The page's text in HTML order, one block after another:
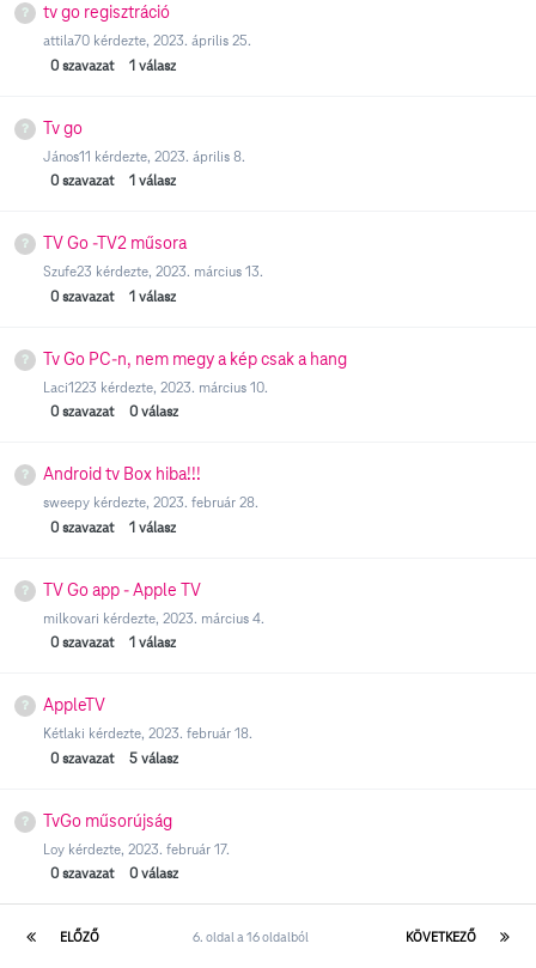
tv go regisztráció
attila70 kérdezte, 2023. április 25.
0 szavazat 1 válasz
Tv go
János11 kérdezte, 2023. április 8.
0 szavazat 1 válasz
TV Go -TV2 műsora
Szufe23 kérdezte, 2023. március 13.
0 szavazat 1 válasz
Tv Go PC-n, nem megy a kép csak a hang
Laci1223 kérdezte, 2023. március 10.
0 szavazat 0 válasz
Android tv Box hiba!!!
sweepy kérdezte, 2023. február 28.
0 szavazat 1 válasz
TV Go app - Apple TV
milkovari kérdezte, 2023. március 4.
0 szavazat 1 válasz
AppleTV
Kétlaki kérdezte, 2023. február 18.
0 szavazat 5 válasz
TvGo műsorújság
Loy kérdezte, 2023. február 17.
0 szavazat 0 válasz
ELŐZŐ KÖVETKEZŐ
6. oldal a 16 oldalból